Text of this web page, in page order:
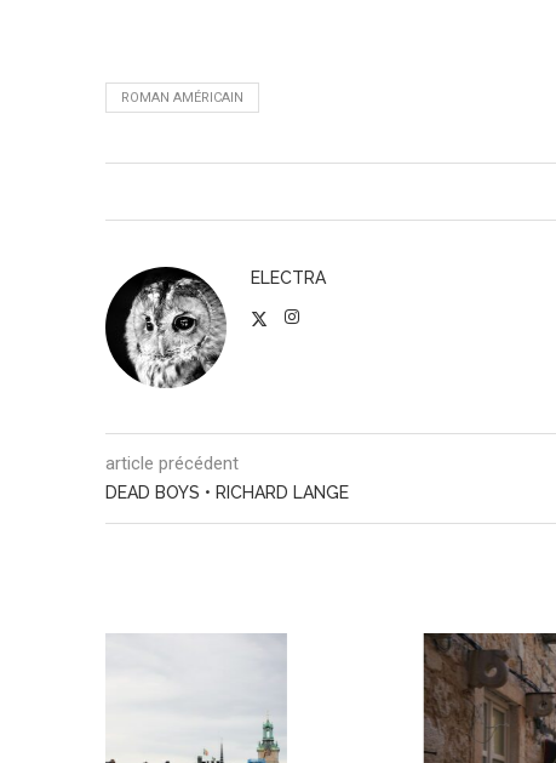
ROMAN AMÉRICAIN
ELECTRA
article précédent
DEAD BOYS • RICHARD LANGE